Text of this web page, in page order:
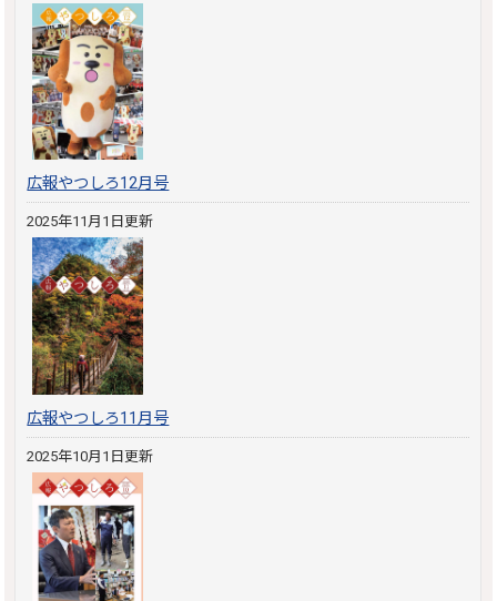
広報やつしろ12月号
2025年11月1日更新
広報やつしろ11月号
2025年10月1日更新